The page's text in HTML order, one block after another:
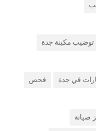
توضيب مكينة جدة
في جدة فحص
صيانة